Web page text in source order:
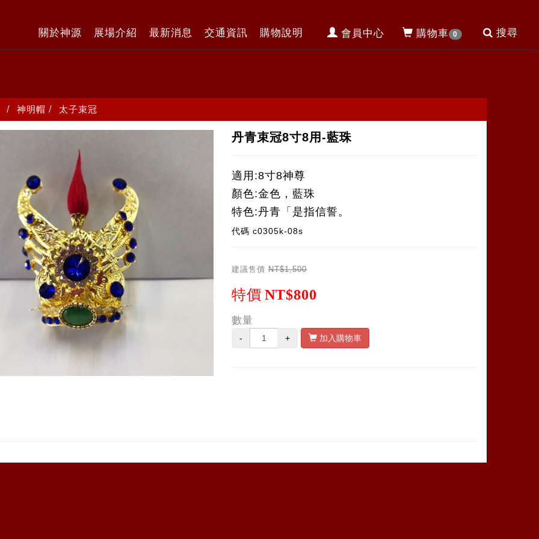
會員中心 購物車 0 搜尋
關於神源 展場介紹 最新消息 交通資訊 購物說明
神明帽 太子束冠
丹青束冠8寸8用-藍珠
適用:8寸8神尊
顏色:金色，藍珠
特色:丹青「是指信誓。
代碼c0305k-08s
建議售價 NT$1,500
特價 NT$800
數量
- + 加入購物車